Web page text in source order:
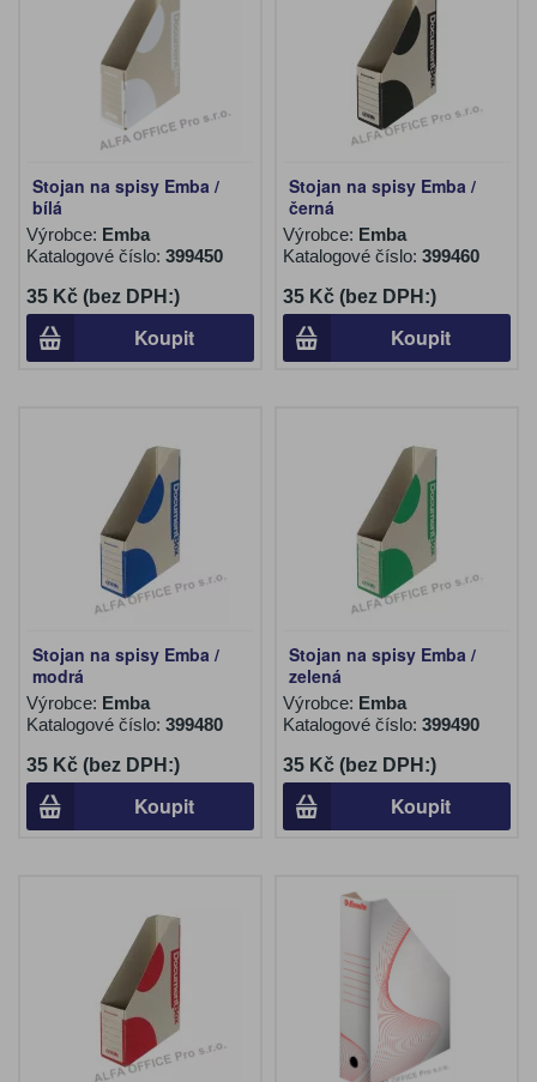
Stojan na spisy Emba /
bílá
Výrobce: Emba
Katalogové číslo: 399450
35 Kč (bez DPH:)
Koupit
Stojan na spisy Emba /
černá
Výrobce: Emba
Katalogové číslo: 399460
35 Kč (bez DPH:)
Koupit
Stojan na spisy Emba /
modrá
Výrobce: Emba
Katalogové číslo: 399480
35 Kč (bez DPH:)
Koupit
Stojan na spisy Emba /
zelená
Výrobce: Emba
Katalogové číslo: 399490
35 Kč (bez DPH:)
Koupit